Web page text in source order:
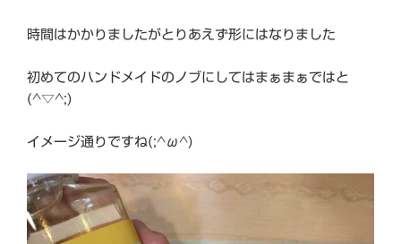
時間はかかりましたがとりあえず形にはなりました
初めてのハンドメイドのノブにしてはまぁまぁではと
(^▽^;)
イメージ通りですね(;^ω^)